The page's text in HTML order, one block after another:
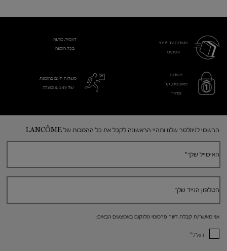
משלוח עד 6 ימי
עסקים​
דוגמית מתנה
בכל הזמנה
תשלום
מאובטח, קל
ומהיר
משלוח חינם בהזמנת
של 249 ₪ ומעלה
הרשמי לניוזלטר שלנו ותהיי הראשונה לקבל את כל ההטבות של LANCÔME
האימייל שלך*
הטלפון הנייד שלך
אני מאשר/ת קבלת דיוור פרסומי מלנקום באמצעים הבאים:
דוא"ל*